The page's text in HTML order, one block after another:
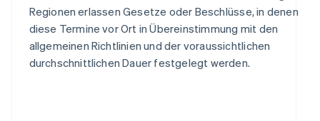
Regionen erlassen Gesetze oder Beschlüsse, in denen
diese Termine vor Ort in Übereinstimmung mit den
allgemeinen Richtlinien und der voraussichtlichen
durchschnittlichen Dauer festgelegt werden.